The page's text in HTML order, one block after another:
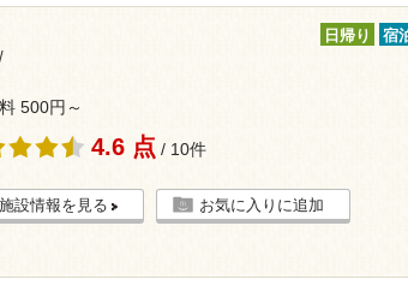
/
日帰り 宿
500円～
4.6 点 / 10件
施設情報を見る お気に入りに追加